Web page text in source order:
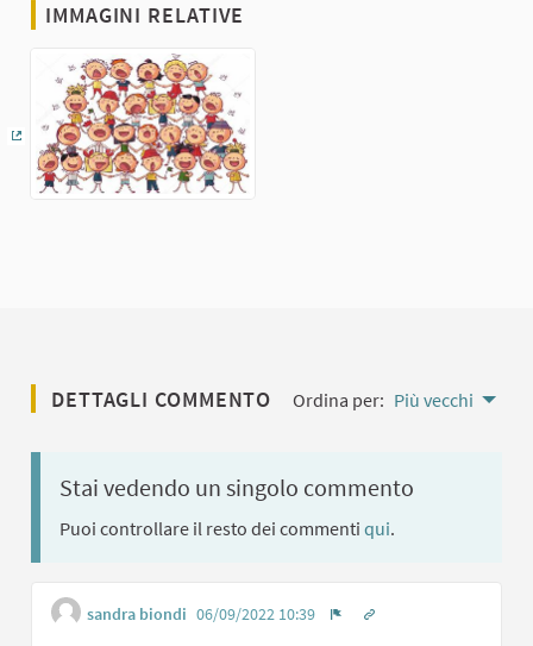
IMMAGINI RELATIVE
(Collegamento esterno)
DETTAGLI COMMENTO Ordina per: Più vecchi
Stai vedendo un singolo commento
Puoi controllare il resto dei commenti qui.
sandra biondi 06/09/2022 10:39 Ottieni link a singolo